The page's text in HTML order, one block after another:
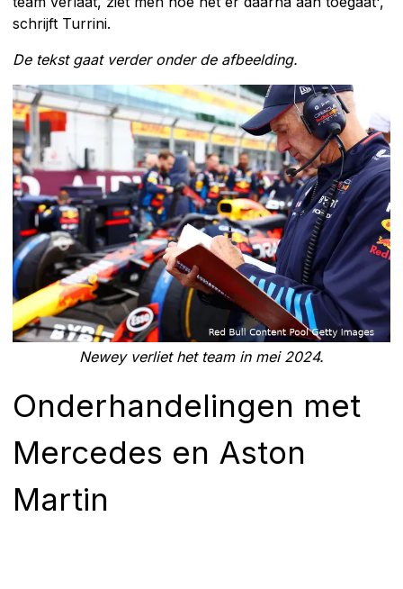
schrijft Turrini.
De tekst gaat verder onder de afbeelding.
Newey verliet het team in mei 2024.
Onderhandelingen met
Mercedes en Aston
Martin